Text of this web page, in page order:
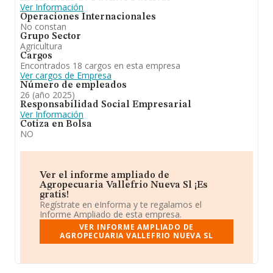
Ver Información
Operaciones Internacionales
No constan
Grupo Sector
Agricultura
Cargos
Encontrados 18 cargos en esta empresa
Ver cargos de Empresa
Número de empleados
26 (año 2025)
Responsabilidad Social Empresarial
Ver Información
Cotiza en Bolsa
NO
Ver el informe ampliado de
Agropecuaria Vallefrio Nueva Sl ¡Es
gratis!
Regístrate en eInforma y te regalamos el
Informe Ampliado de esta empresa.
VER INFORME AMPLIADO DE
AGROPECUARIA VALLEFRIO NUEVA SL